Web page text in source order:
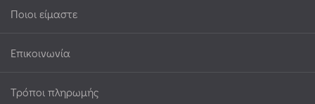
Ποιοι είμαστε
Επικοινωνία
Τρόποι πληρωμής